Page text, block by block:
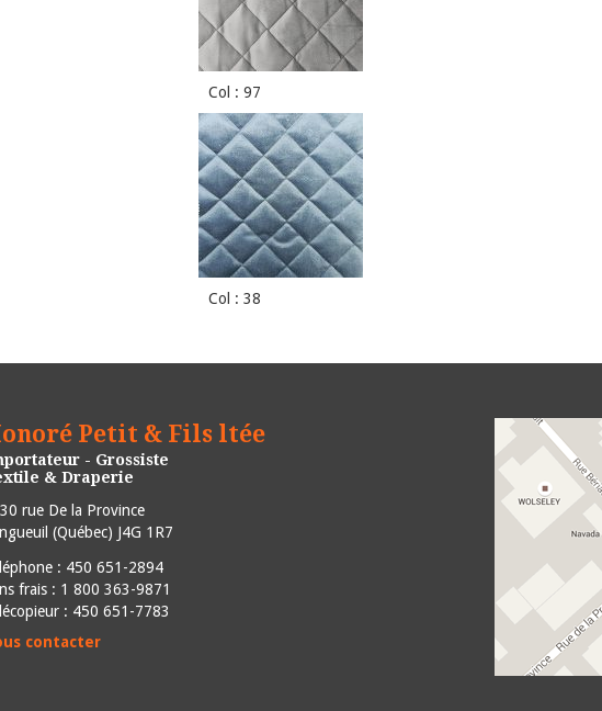
Col : 97
Col : 38
Petit & Fils ltée
- Grossiste
& Draperie
rue De la Province
(Québec) J4G 1R7
: 450 651-2894
frais : 1 800 363-9871
: 450 651-7783
contacter